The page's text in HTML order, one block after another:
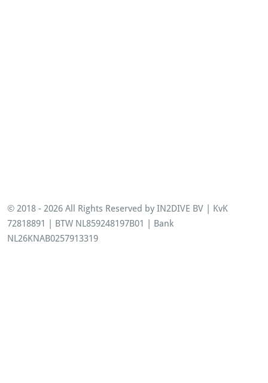
© 2018 - 2026 All Rights Reserved by IN2DIVE BV | KvK
72818891 | BTW NL859248197B01 | Bank
NL26KNAB0257913319